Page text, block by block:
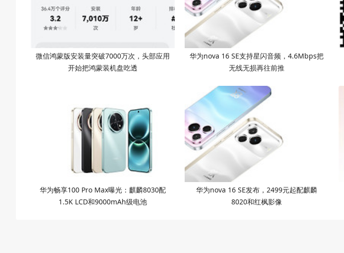
微信鸿蒙版安装量突破7000万次，头部应用
开始把鸿蒙装机盘吃透
华为nova 16 SE支持星闪音频，4.6Mbps把
无线无损再往前推
华为畅享100 Pro Max曝光：麒麟8030配
1.5K LCD和9000mAh级电池
华为nova 16 SE发布，2499元起配麒麟
8020和红枫影像